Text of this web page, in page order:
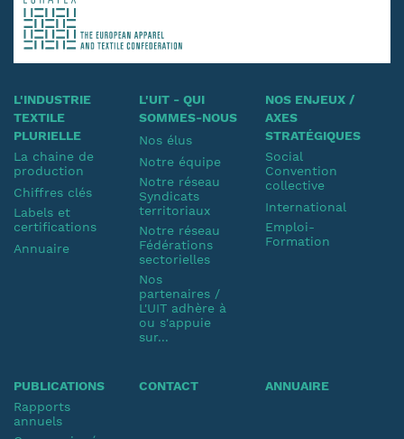
L'INDUSTRIE
TEXTILE
PLURIELLE
La chaine de
production
Chiffres clés
Labels et
certifications
Annuaire
L'UIT - QUI
SOMMES-NOUS
Nos élus
Notre équipe
Notre réseau
Syndicats
territoriaux
Notre réseau
Fédérations
sectorielles
Nos
partenaires /
L'UIT adhère à
ou s'appuie
sur...
NOS ENJEUX /
AXES
STRATÉGIQUES
Social
Convention
collective
International
Emploi-
Formation
PUBLICATIONS
Rapports
annuels
CONTACT ANNUAIRE